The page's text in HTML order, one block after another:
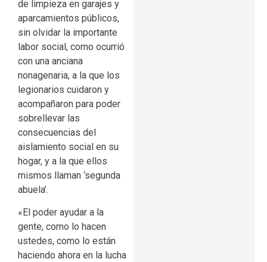
de limpieza en garajes y
aparcamientos públicos,
sin olvidar la importante
labor social, como ocurrió
con una anciana
nonagenaria, a la que los
legionarios cuidaron y
acompañaron para poder
sobrellevar las
consecuencias del
aislamiento social en su
hogar, y a la que ellos
mismos llaman ‘segunda
abuela’.
«El poder ayudar a la
gente, como lo hacen
ustedes, como lo están
haciendo ahora en la lucha